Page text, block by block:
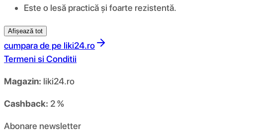
Este o lesă practică și foarte rezistentă.
Afișează tot
cumpara de pe liki24.ro
Termeni si Conditii
Magazin: liki24.ro
Cashback: 2 %
Abonare newsletter